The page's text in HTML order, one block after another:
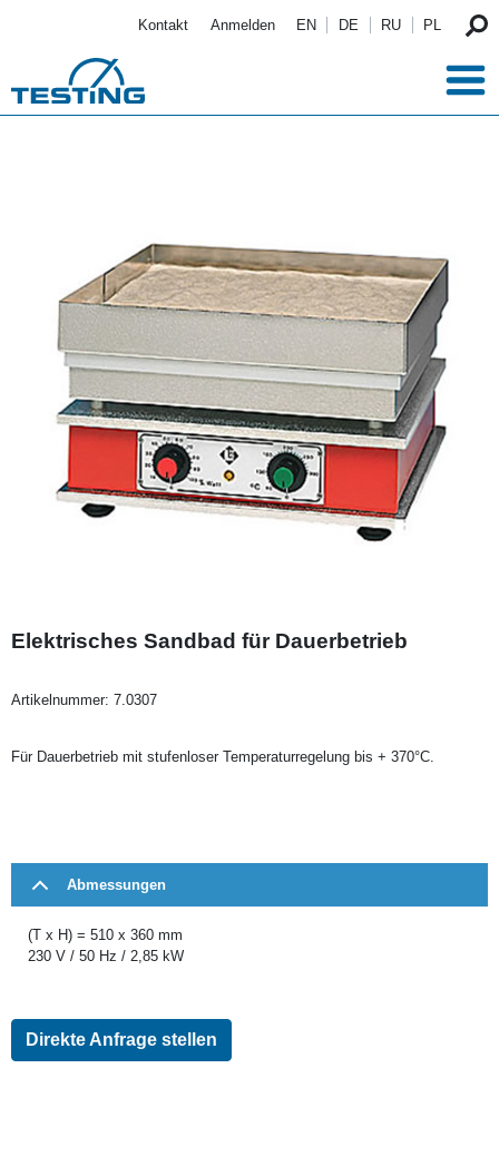
Kontakt Anmelden EN DE RU PL
Elektrisches Sandbad für Dauerbetrieb
Artikelnummer: 7.0307
Für Dauerbetrieb mit stufenloser Temperaturregelung bis + 370°C.
Abmessungen
(T x H) = 510 x 360 mm
230 V / 50 Hz / 2,85 kW
Direkte Anfrage stellen